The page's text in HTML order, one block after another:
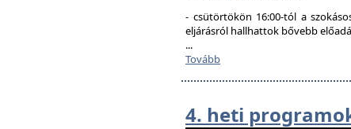
- csütörtökön 16:00-tól a
eljárásról hallhattok bővebb
...
Tovább
4. heti